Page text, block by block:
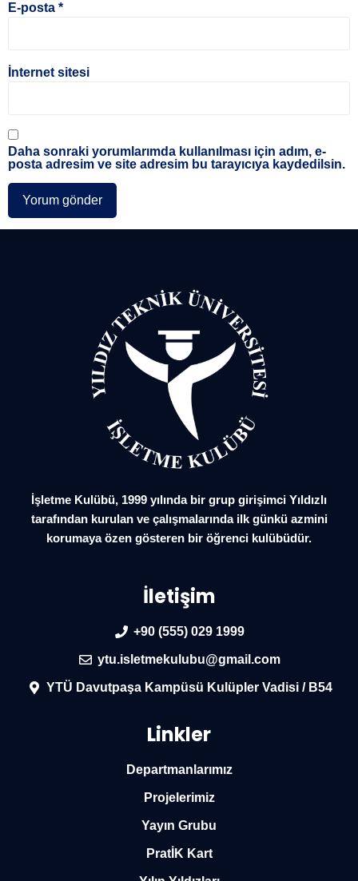
E-posta *
İnternet sitesi
Daha sonraki yorumlarımda kullanılması için adım, e-
posta adresim ve site adresim bu tarayıcıya kaydedilsin.
İşletme Kulübü, 1999 yılında bir grup girişimci Yıldızlı
tarafından kurulan ve çalışmalarında ilk günkü azmini
korumaya özen gösteren bir öğrenci kulübüdür.
İletişim
+90 (555) 029 1999
ytu.isletmekulubu@gmail.com
YTÜ Davutpaşa Kampüsü Kulüpler Vadisi / B54
Linkler
Departmanlarımız
Projelerimiz
Yayın Grubu
PratİK Kart